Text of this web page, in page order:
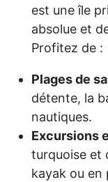
est une île
absolue et
Profitez de :
Plages de
détente, la
nautiques.
Excursions
turquoise et
kayak ou en